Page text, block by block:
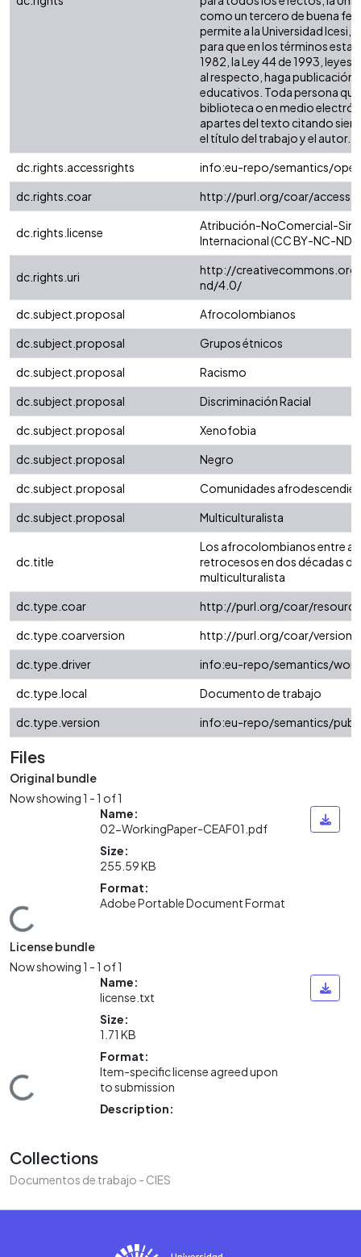
como un tercero de buena fe.
permite a la Universidad Icesi,
para que en los términos
1982, la Ley 44 de 1993, leyes
al respecto, haga publicación
educativos. Toda persona
biblioteca o en medio
apartes del texto citando
el título del trabajo y el autor.
dc.rights.accessrights
info:eu-repo/semantics/
dc.rights.coar
http://purl.org/coar/
dc.rights.license
Atribución-NoComercial-
Internacional (CC BY-NC-ND
dc.rights.uri
http://
nd/4.0/
dc.subject.proposal
Afrocolombianos
dc.subject.proposal
Grupos étnicos
dc.subject.proposal
Racismo
dc.subject.proposal
Discriminación Racial
dc.subject.proposal
Xenofobia
dc.subject.proposal
Negro
dc.subject.proposal
Comunidades
dc.subject.proposal
Multiculturalista
dc.title
Los afrocolombianos entre
retrocesos en dos décadas
multiculturalista
dc.type.coar
http://purl.org/coar/
dc.type.coarversion
http://purl.org/coar/
dc.type.driver
info:eu-repo/semantics/
dc.type.local
Documento de trabajo
dc.type.version
info:eu-repo/semantics/
Files
Original bundle
Now showing1 - 1 of 1
Loading...
Name:
02-WorkingPaper-CEAF01.pdf
Size:
255.59 KB
Format:
Adobe Portable Document Format
License bundle
Now showing1 - 1 of 1
Loading...
Name:
license.txt
Size:
1.71 KB
Format:
Item-specific license agreed upon
to submission
Description:
Collections
Documentos de trabajo - CIES